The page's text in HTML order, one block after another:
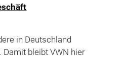
in Deutschland
Damit bleibt VWN hier